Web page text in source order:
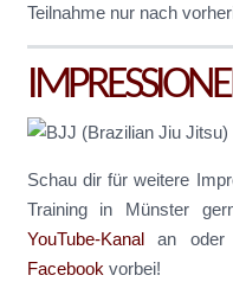
Teilnahme nur nach
Schau dir für weitere
Training in Münster
YouTube-Kanalan oder
Facebookvorbei!